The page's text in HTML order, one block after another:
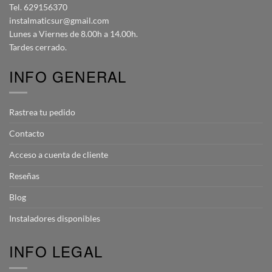
Tel. 629156370
instalmaticsur@gmail.com
Lunes a Viernes de 8.00h a 14.00h.
Tardes cerrado.
INFO GENERAL
Rastrea tu pedido
Contacto
Acceso a cuenta de cliente
Reseñas
Blog
Instaladores disponibles
INFO LEGAL